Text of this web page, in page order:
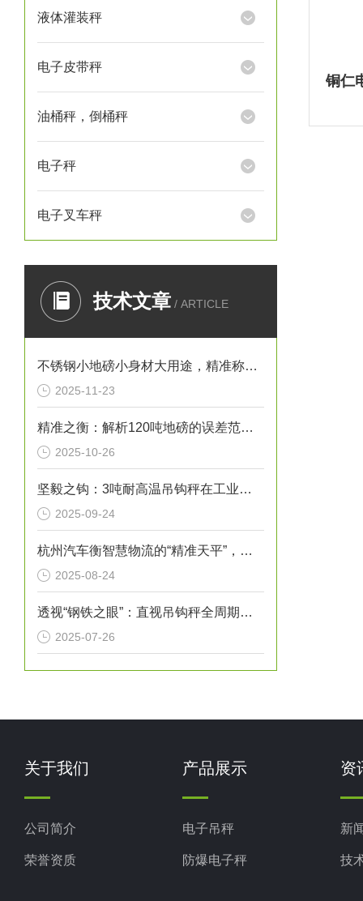
液体灌装秤
电子皮带秤
油桶秤，倒桶秤
电子秤
电子叉车秤
技术文章 / ARTICLE
不锈钢小地磅小身材大用途，精准称重的“全能选手”
2025-11-23
精准之衡：解析120吨地磅的误差范围与管理实践
2025-10-26
坚毅之钩：3吨耐高温吊钩秤在工业热环境下的特性
2025-09-24
杭州汽车衡智慧物流的“精准天平”，赋能城市经济高质量发展
2025-08-24
透视“钢铁之眼”：直视吊钩秤全周期检验维护指南
2025-07-26
关于我们
公司简介
荣誉资质
产品展示
电子吊秤
防爆电子秤
资
新
技